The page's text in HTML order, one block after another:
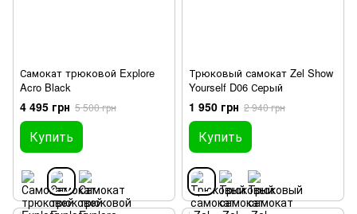
Самокат трюковой Explore
Acro Black
4 495 грн 5 500 грн
Купить
Трюковый самокат Zel Show
Yourself D06 Серый
1 950 грн 2 940 грн
Купить